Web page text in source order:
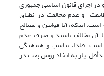
در اجرای قانون اساسی جمهوری
و عدم مخالفت در انطباق
اینکه، آیا قوانین و مصالح
با آن مخالف باشند و صرف عدم
فلذا، تناسب و هماهنگی
نیاز به اتخاذ روش بحث در